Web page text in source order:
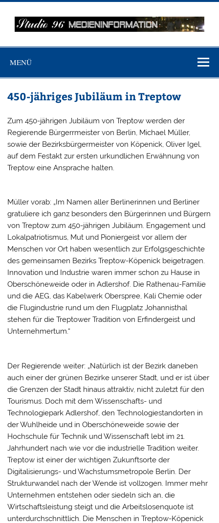
Zum
springen
MEDIENINFO-
BERLIN
MENÜ
450-jähriges Jubiläum in Treptow
Zum 450-jährigen Jubiläum von Treptow werden der
Regierende Bürgerrmeister von Berlin, Michael Müller,
sowie der Bezirksbürgermeister von Köpenick, Oliver Igel,
auf dem Festakt zur ersten urkundlichen Erwähnung von
Treptow eine Ansprache halten.
Müller vorab: „Im Namen aller Berlinerinnen und Berliner
gratuliere ich ganz besonders den Bürgerinnen und Bürgern
von Treptow zum 450-jährigen Jubiläum. Engagement und
Lokalpatriotismus, Mut und Pioniergeist vor allem der
Menschen vor Ort haben wesentlich zur Erfolgsgeschichte
des gemeinsamen Bezirks Treptow-Köpenick beigetragen.
Innovation und Industrie waren immer schon zu Hause in
Oberschöneweide oder in Adlershof. Die Rathenau-Familie
und die AEG, das Kabelwerk Oberspree, Kali Chemie oder
die Flugindustrie rund um den Flugplatz Johannisthal
stehen für die Treptower Tradition von Erfindergeist und
Unternehmertum.“
Der Regierende weiter: „Natürlich ist der Bezirk daneben
auch einer der grünen Bezirke unserer Stadt, und er ist über
die Grenzen der Stadt hinaus attraktiv, nicht zuletzt für den
Tourismus. Doch mit dem Wissenschafts- und
Technologiepark Adlershof, den Technologiestandorten in
der Wuhlheide und in Oberschöneweide sowie der
Hochschule für Technik und Wissenschaft lebt im 21.
Jahrhundert nach wie vor die industrielle Tradition weiter.
Treptow ist einer der wichtigen Zukunftsorte der
Digitalisierungs- und Wachstumsmetropole Berlin. Der
Strukturwandel nach der Wende ist vollzogen. Immer mehr
Unternehmen entstehen oder siedeln sich an, die
Wirtschaftsleistung steigt und die Arbeitslosenquote ist
unterdurchschnittlich. Die Menschen in Treptow-Köpenick